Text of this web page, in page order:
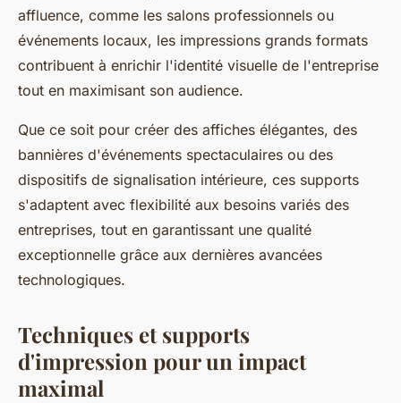
affluence, comme les salons professionnels ou
événements locaux, les impressions grands formats
contribuent à enrichir l'identité visuelle de l'entreprise
tout en maximisant son audience.
Que ce soit pour créer des affiches élégantes, des
bannières d'événements spectaculaires ou des
dispositifs de signalisation intérieure, ces supports
s'adaptent avec flexibilité aux besoins variés des
entreprises, tout en garantissant une qualité
exceptionnelle grâce aux dernières avancées
technologiques.
Techniques et supports
d'impression pour un impact
maximal